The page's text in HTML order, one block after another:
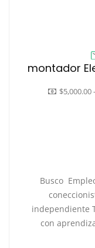
$5,000.00
Busco
independiente
con